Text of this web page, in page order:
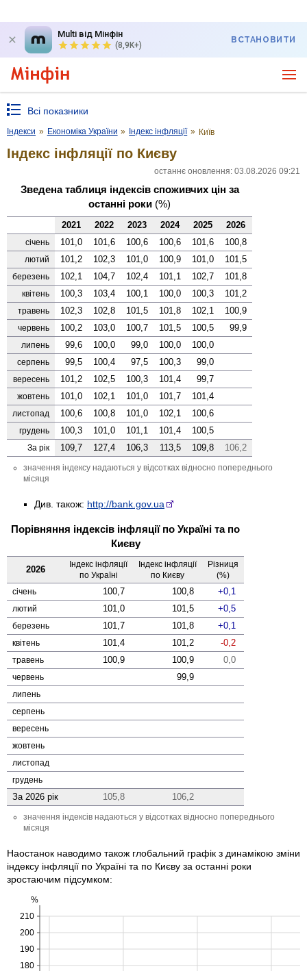
Multi від Мінфін
(8,9K+)
ВСТАНОВИТИ
Всі показники
Індекси » Економіка України » Індекс інфляції » Київ
Індекс інфляції по Києву
останнє оновлення: 03.08.2026 09:21
Зведена таблиця індексів споживчих цін за
останні роки (%)
2021 2022 2023 2024 2025 2026
січень 101,0 101,6 100,6 100,6 101,6 100,8
лютий 101,2 102,3 101,0 100,9 101,0 101,5
березень 102,1 104,7 102,4 101,1 102,7 101,8
квітень 100,3 103,4 100,1 100,0 100,3 101,2
травень 102,3 102,8 101,5 101,8 102,1 100,9
червень 100,2 103,0 100,7 101,5 100,5 99,9
липень 99,6 100,0 99,0 100,0 100,0
серпень 99,5 100,4 97,5 100,3 99,0
вересень 101,2 102,5 100,3 101,4 99,7
жовтень 101,0 102,1 101,0 101,7 101,4
листопад 100,6 100,8 101,0 102,1 100,6
грудень 100,3 101,0 101,1 101,4 100,5
За рік 109,7 127,4 106,3 113,5 109,8 106,2
значення індексу надаються у відсотках відносно попереднього
місяця
Див. також: http://bank.gov.ua
Порівняння індексів інфляції по Україні та по
Києву
2026
Індекс інфляції
по Україні
Індекс інфляції
по Києву
Різниця
(%)
січень
100,7 100,8 0,1
лютий 101,0 101,5 0,5
березень 101,7 101,8 0,1
квітень 101,4 101,2 -0,2
травень 100,9 100,9 0,0
червень 99,9
липень
серпень
вересень
жовтень
листопад
грудень
За 2026 рік 105,8 106,2
значення індексів надаються у відсотках відносно попереднього
місяця
Наостанок наводимо також глобальний графік з динамікою зміни
індексу інфляції по Україні та по Києву за останні роки
зростаючим підсумком:
180
190
200
210
%